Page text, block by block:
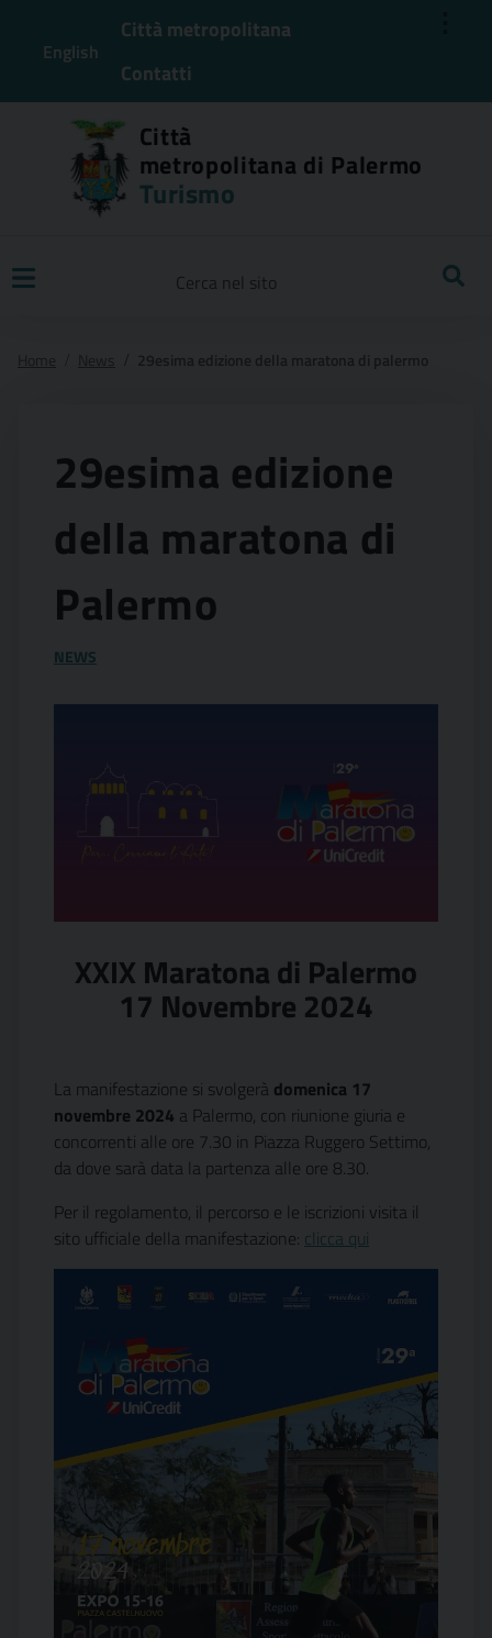
English
Città metropolitana
Contatti
Città
metropolitana di Palermo
Turismo
29esima edizione
della maratona di
Palermo
NEWS
XXIX Maratona di Palermo
17 Novembre 2024
La manifestazione si svolgerà domenica 17
novembre 2024 a Palermo, con riunione giuria e
concorrenti alle ore 7.30 in Piazza Ruggero Settimo,
da dove sarà data la partenza alle ore 8.30.
Per il regolamento, il percorso e le iscrizioni visita il
sito ufficiale della manifestazione: clicca qui